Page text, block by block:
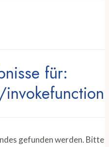
für:
gefunden werden. Bitte